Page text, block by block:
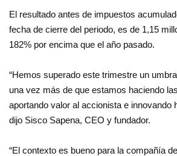
El resultado antes de impuestos
fecha de cierre del periodo, es de 1,15
182% por encima que el año pasado.
“Hemos superado este trimestre un
una vez más de que estamos haciendo
aportando valor al accionista e innovando
dijo Sisco Sapena, CEO y fundador.
“El contexto es bueno para la compañía